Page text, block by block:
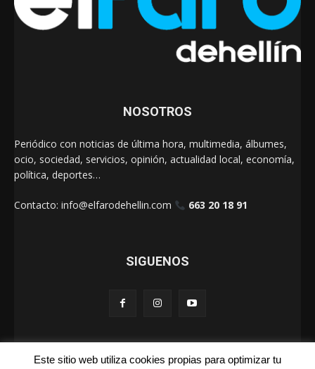
NOSOTROS
Periódico con noticias de última hora, multimedia, álbumes,
ocio, sociedad, servicios, opinión, actualidad local, economía,
política, deportes…
Contacto: info@elfarodehellin.com 663 20 18 91
SIGUENOS
Este sitio web utiliza cookies propias para optimizar tu